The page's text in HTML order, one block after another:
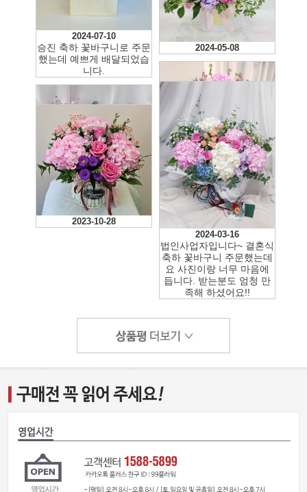
2024-07-10
승진 축하 꽃바구니로 주문
했는데 예쁘게 배달되었습
니다.
2024-05-08
2024-04-05
2024-03-16
법인사업자입니다~ 결혼식
축하 꽃바구니 주문했는데
요 사진이랑 너무 마음에
듭니다. 받는분도 엄청 만
족해 하셨어요!!
2024-03-09
2023-10-28